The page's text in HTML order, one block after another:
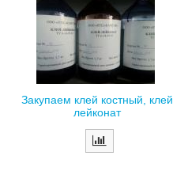
Закупаем клей костный, клей
лейконат